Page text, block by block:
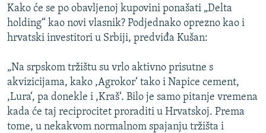
Kako će se po obavljenoj kupovini ponašati „Delta
holding“ kao novi vlasnik? Podjednako oprezno kao i
hrvatski investitori u Srbiji, predviđa Kušan:
„Na srpskom tržištu su vrlo aktivno prisutne s
akvizicijama, kako ,Agrokor‘ tako i Napice cement,
,Lura‘, pa donekle i ,Kraš‘. Bilo je samo pitanje vremena
kada će taj reciprocitet proraditi u Hrvatskoj. Prema
tome, u nekakvom normalnom spajanju tržišta i